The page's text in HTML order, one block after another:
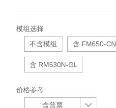
模组选择
不含模组
含 FM650-CN
含 RM530N-GL
价格参考
含普票